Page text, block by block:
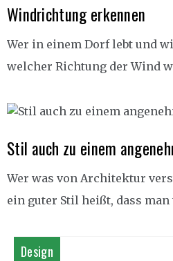
Windrichtung erkennen
Wer in einem Dorf lebt und
welcher Richtung der Wind
Stil auch zu einem
Wer was von Architektur
ein guter Stil heißt, dass
Design